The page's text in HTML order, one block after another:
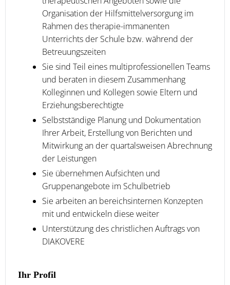
Organisation der Hilfsmittelversorgung im
Rahmen des therapie-immanenten
Unterrichts der Schule bzw. während der
Betreuungszeiten
Sie sind Teil eines multiprofessionellen Teams
und beraten in diesem Zusammenhang
Kolleginnen und Kollegen sowie Eltern und
Erziehungsberechtigte
Selbstständige Planung und Dokumentation
Ihrer Arbeit, Erstellung von Berichten und
Mitwirkung an der quartalsweisen Abrechnung
der Leistungen
Sie übernehmen Aufsichten und
Gruppenangebote im Schulbetrieb
Sie arbeiten an bereichsinternen Konzepten
mit und entwickeln diese weiter
Unterstützung des christlichen Auftrags von
DIAKOVERE
Ihr Profil